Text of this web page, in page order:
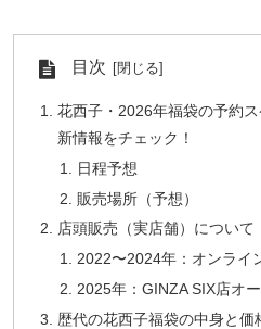
目次
花西子・2026年福袋の予約
新情報をチェック！
日程予想
販売場所（予想）
店頭販売（実店舗）について
2022〜2024年：オンライ
2025年：GINZA SIX店オ
歴代の花西子福袋の中身と価